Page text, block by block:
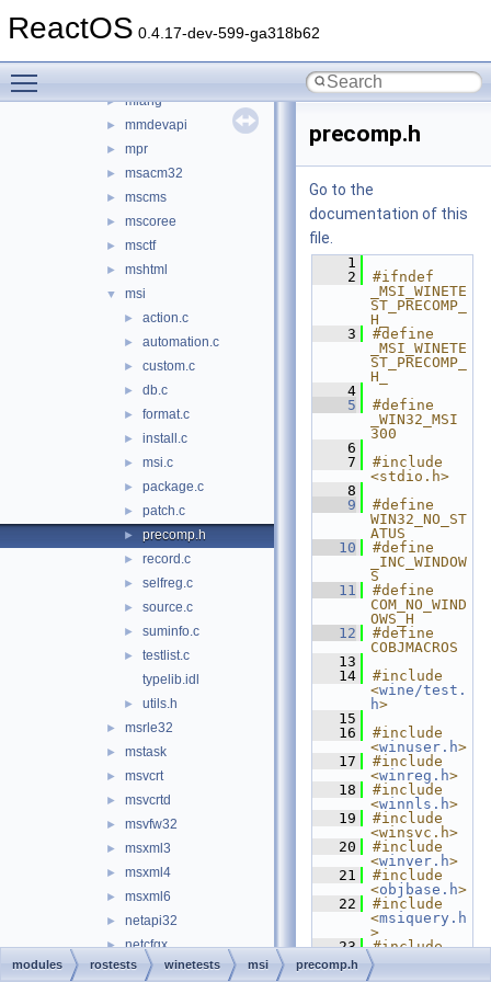
ReactOS 0.4.17-dev-599-ga318b62
► localui
► mlang
► mmdevapi
► mpr
► msacm32
► mscms
► mscoree
► msctf
► mshtml
▼ msi
► action.c
► automation.c
► custom.c
► db.c
► format.c
► install.c
► msi.c
► package.c
► patch.c
► precomp.h
► record.c
► selfreg.c
► source.c
► suminfo.c
►
testlist.c
typelib.idl
► utils.h
► msrle32
► mstask
► msvcrt
► msvcrtd
► msvfw32
► msxml3
► msxml4
► msxml6
► netapi32
► netcfgx
► ntdll
precomp.h
Go to the
documentation of this
file.
    1
    2
#ifndef
_MSI_WINETE
ST_PRECOMP_
H_
    3
#define
_MSI_WINETE
ST_PRECOMP_
H_
    4
    5
#define
_WIN32_MSI
300
    6
    7
#include
<stdio.h>
    8
    9
#define
WIN32_NO_ST
ATUS
   10
#define
_INC_WINDOW
S
   11
#define
COM_NO_WIND
OWS_H
   12
#define
COBJMACROS
   13
   14
#include
<wine/test.
h>
   15
   16
#include
<winuser.h>
   17
#include
<winreg.h>
   18
#include
<winnls.h>
   19
#include
<winsvc.h>
   20
#include
<winver.h>
   21
#include
<objbase.h>
   22
#include
<msiquery.h
>
   23
#include
<
   24
#include
modules rostests winetests msi precomp.h